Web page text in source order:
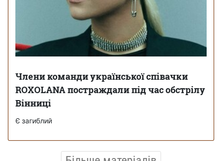
Члени команди української співачки
ROXOLANA постраждали під час обстрілу
Вінниці
Є загиблий